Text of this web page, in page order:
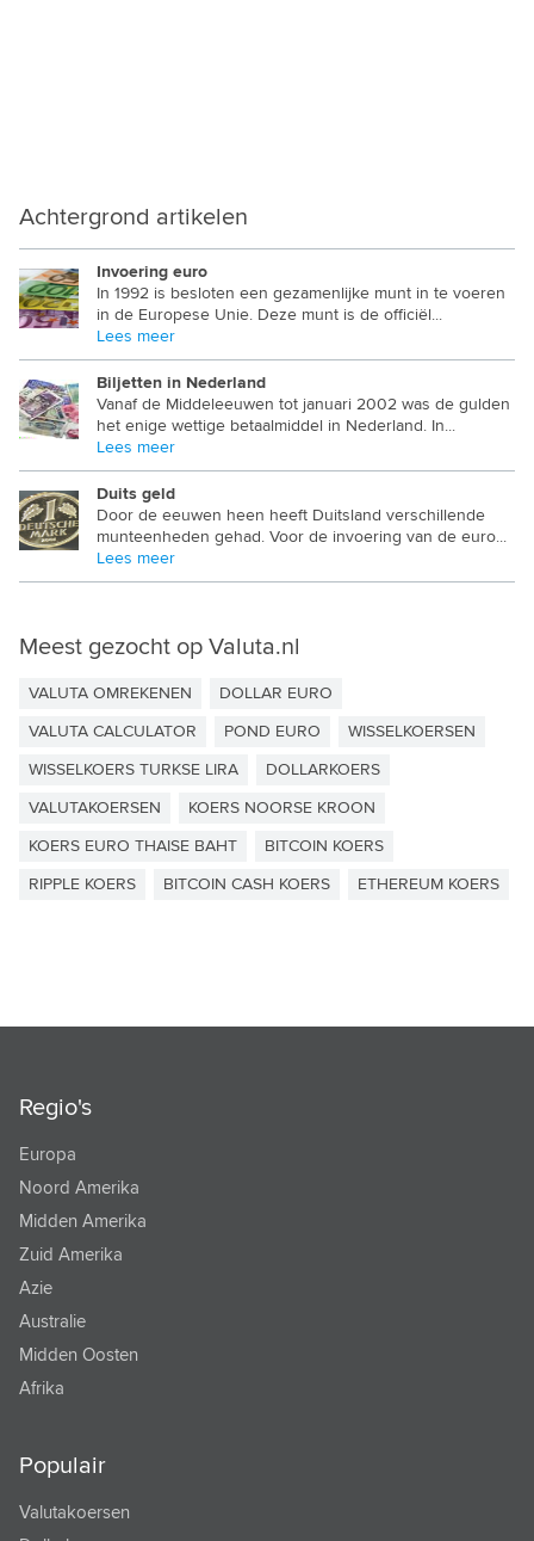
Achtergrond artikelen
Invoering euro
In 1992 is besloten een gezamenlijke munt in te voeren
in de Europese Unie. Deze munt is de officiël...
Lees meer
Biljetten in Nederland
Vanaf de Middeleeuwen tot januari 2002 was de gulden
het enige wettige betaalmiddel in Nederland. In...
Lees meer
Duits geld
Door de eeuwen heen heeft Duitsland verschillende
munteenheden gehad. Voor de invoering van de euro...
Lees meer
Meest gezocht op Valuta.nl
VALUTA OMREKENEN DOLLAR EURO
VALUTA CALCULATOR POND EURO WISSELKOERSEN
WISSELKOERS TURKSE LIRA DOLLARKOERS
VALUTAKOERSEN KOERS NOORSE KROON
KOERS EURO THAISE BAHT BITCOIN KOERS
RIPPLE KOERS BITCOIN CASH KOERS ETHEREUM KOERS
Regio's
Europa
Noord Amerika
Midden Amerika
Zuid Amerika
Azie
Australie
Midden Oosten
Afrika
Populair
Valutakoersen